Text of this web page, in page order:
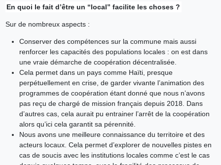
En quoi le fait d’être un “local” facilite les choses ?
Sur de nombreux aspects :
Conserver des compétences sur la commune mais aussi
renforcer les capacités des populations locales : on est dans
une vraie démarche de coopération décentralisée.
Cela permet dans un pays comme Haïti, presque
perpétuellement en crise, de garder vivante l’animation des
programmes de coopération étant donné que nous n’avons
pas reçu de chargé de mission français depuis 2018. Dans
d’autres cas, cela aurait pu entrainer l’arrêt de la coopération
alors qu’ici cela garantit sa pérennité.
Nous avons une meilleure connaissance du territoire et des
acteurs locaux. Cela permet d’explorer de nouvelles pistes en
cas de soucis avec les institutions locales comme c’est le cas